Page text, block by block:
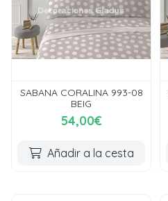
SABANA CORALINA 993-08
BEIG
54,00€
Añadir a la cesta